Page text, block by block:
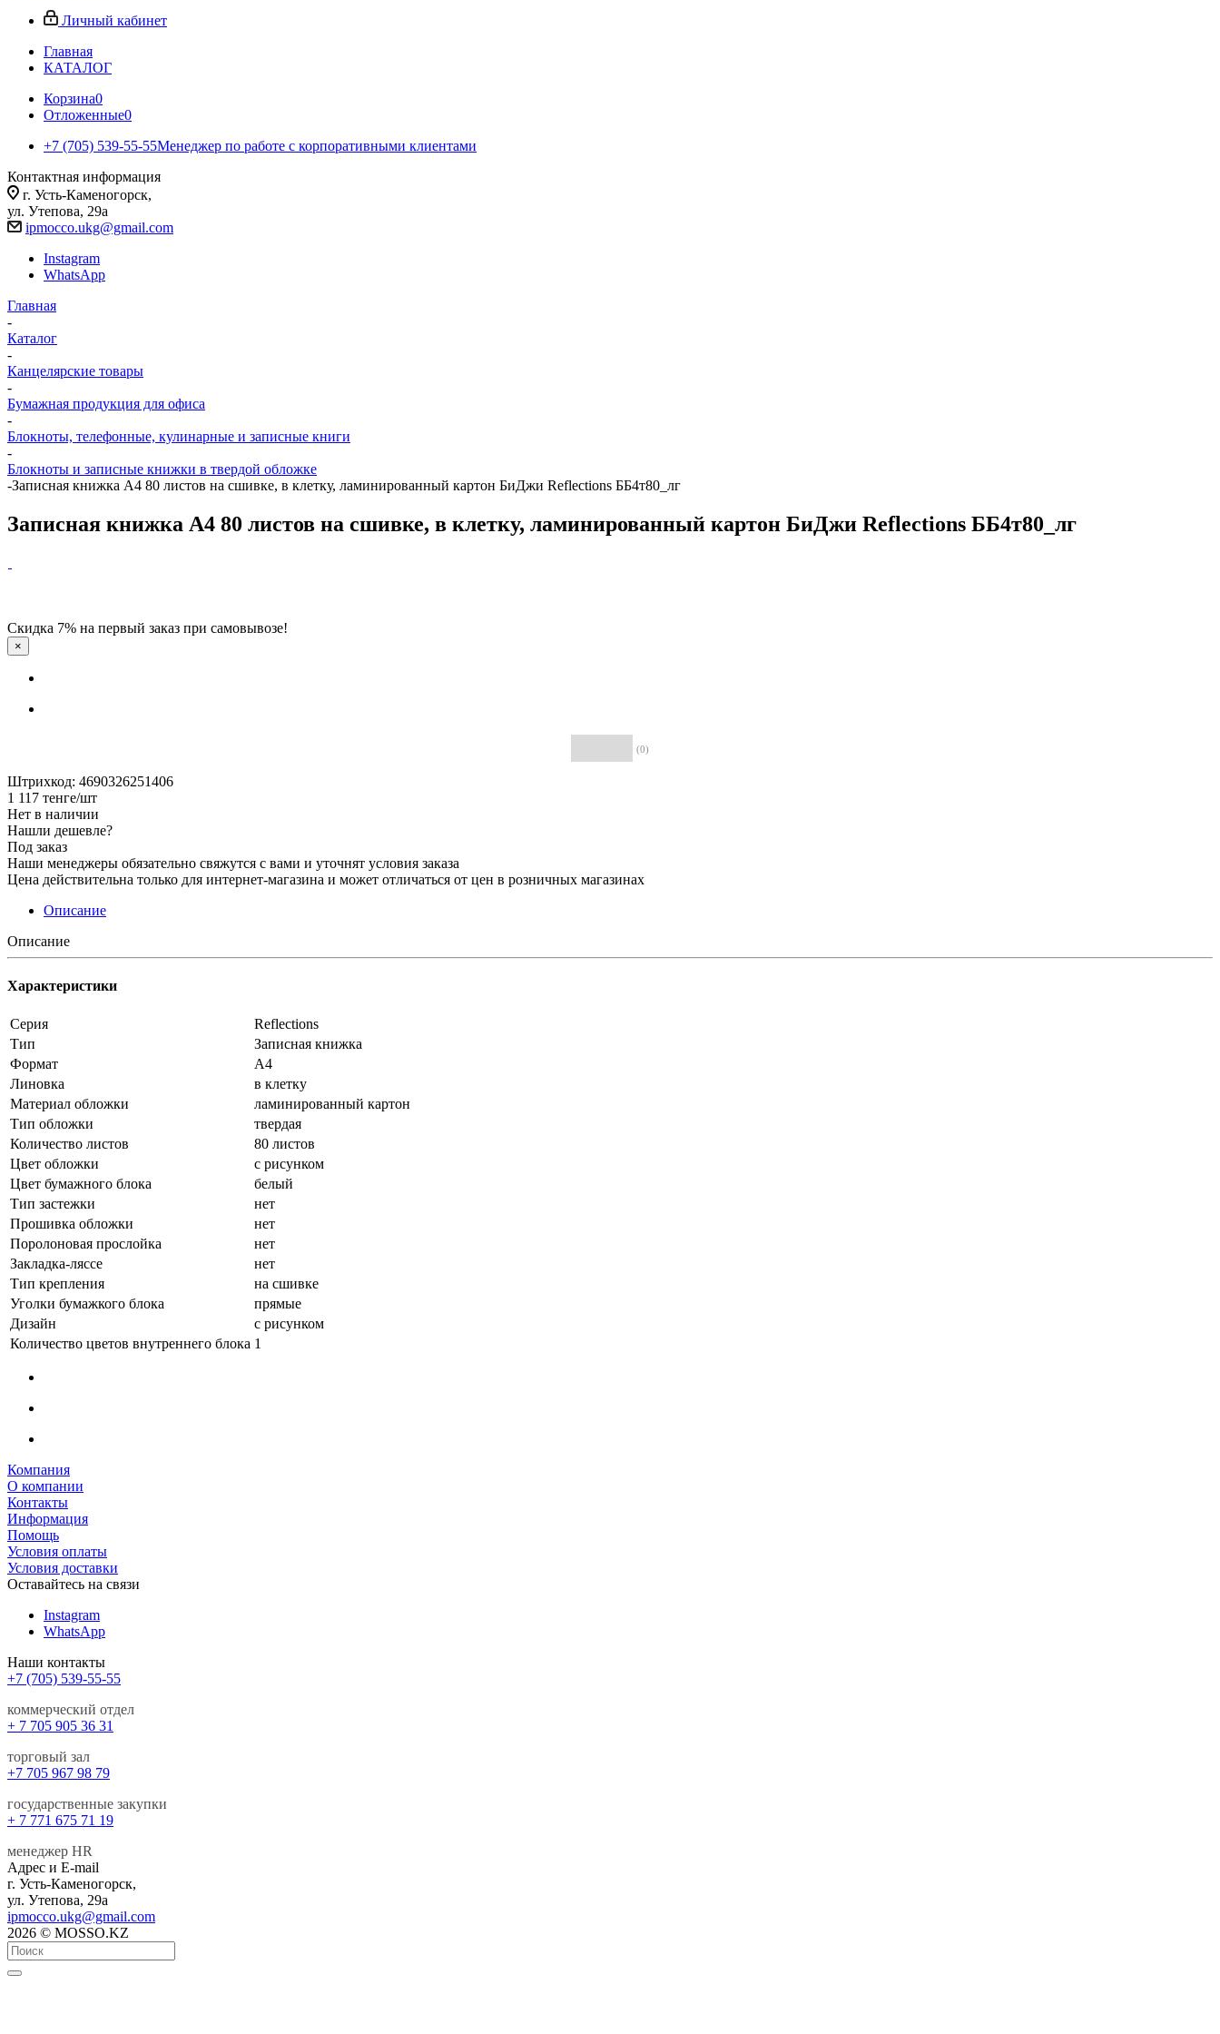
Личный кабинет
Главная
КАТАЛОГ
Корзина0
Отложенные0
+7 (705) 539-55-55Менеджер по работе с корпоративными клиентами
Контактная информация
г. Усть-Каменогорск,
ул. Утепова, 29а
ipmocco.ukg@gmail.com
Instagram
WhatsApp
Главная
-
Каталог
-
Канцелярские товары
-
Бумажная продукция для офиса
-
Блокноты, телефонные, кулинарные и записные книги
-
Блокноты и записные книжки в твердой обложке
-Записная книжка А4 80 листов на сшивке, в клетку, ламинированный картон БиДжи Reflections ББ4т80_лг
Записная книжка А4 80 листов на сшивке, в клетку, ламинированный картон БиДжи Reflections ББ4т80_лг
Скидка 7% на первый заказ при самовывозе!
×
(0)
Штрихкод: 4690326251406
1 117 тенге/шт
Нет в наличии
Нашли дешевле?
Под заказ
Наши менеджеры обязательно свяжутся с вами и уточнят условия заказа
Цена действительна только для интернет-магазина и может отличаться от цен в розничных магазинах
Описание
Описание
Характеристики
Серия
Reflections
Тип
Записная книжка
Формат
А4
Линовка
в клетку
Материал обложки
ламинированный картон
Тип обложки
твердая
Количество листов
80 листов
Цвет обложки
с рисунком
Цвет бумажного блока
белый
Тип застежки
нет
Прошивка обложки
нет
Поролоновая прослойка
нет
Закладка-ляссе
нет
Тип крепления
на сшивке
Уголки бумажкого блока
прямые
Дизайн
с рисунком
Количество цветов внутреннего блока 1
Компания
О компании
Контакты
Информация
Помощь
Условия оплаты
Условия доставки
Оставайтесь на связи
Instagram
WhatsApp
Наши контакты
+7 (705) 539-55-55
коммерческий отдел
+ 7 705 905 36 31
торговый зал
+7 705 967 98 79
государственные закупки
+ 7 771 675 71 19
менеджер HR
Адрес и E-mail
г. Усть-Каменогорск,
ул. Утепова, 29а
ipmocco.ukg@gmail.com
2026 © MOSSO.KZ